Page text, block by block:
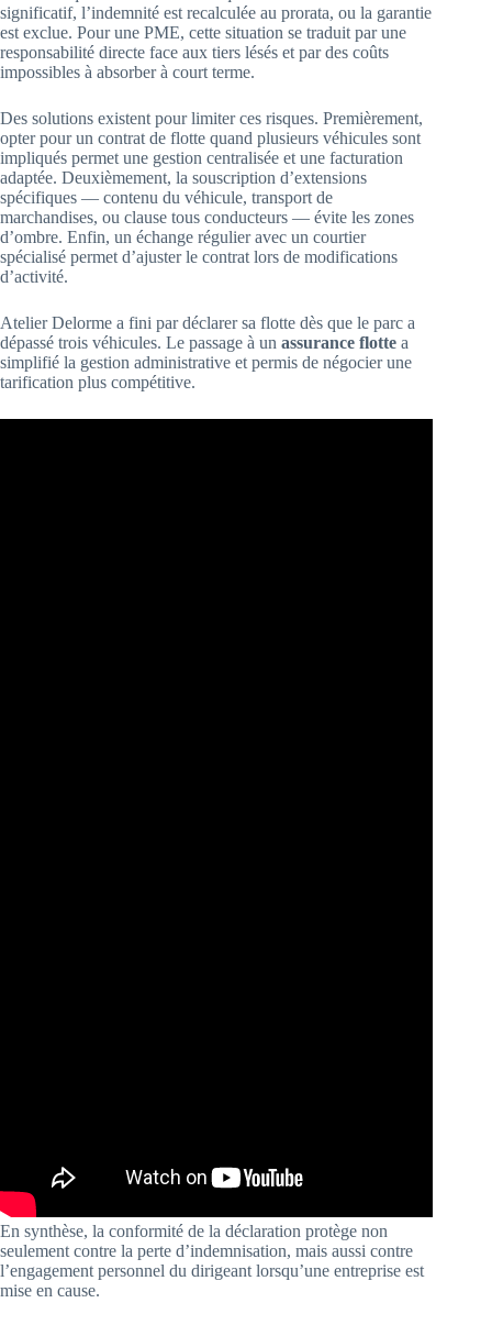
significatif, l’indemnité est recalculée au prorata, ou la garantie
est exclue. Pour une PME, cette situation se traduit par une
responsabilité directe face aux tiers lésés et par des coûts
impossibles à absorber à court terme.
Des solutions existent pour limiter ces risques. Premièrement,
opter pour un contrat de flotte quand plusieurs véhicules sont
impliqués permet une gestion centralisée et une facturation
adaptée. Deuxièmement, la souscription d’extensions
spécifiques — contenu du véhicule, transport de
marchandises, ou clause tous conducteurs — évite les zones
d’ombre. Enfin, un échange régulier avec un courtier
spécialisé permet d’ajuster le contrat lors de modifications
d’activité.
Atelier Delorme a fini par déclarer sa flotte dès que le parc a
dépassé trois véhicules. Le passage à un assurance flotte a
simplifié la gestion administrative et permis de négocier une
tarification plus compétitive.
En synthèse, la conformité de la déclaration protège non
seulement contre la perte d’indemnisation, mais aussi contre
l’engagement personnel du dirigeant lorsqu’une entreprise est
mise en cause.